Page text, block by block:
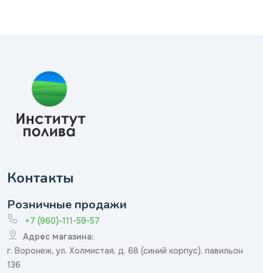
Контакты
Розничные продажи
+7 (960)-111-59-57
Адрес магазина:
г. Воронеж, ул. Холмистая, д. 68 (синий корпус), павильон
136